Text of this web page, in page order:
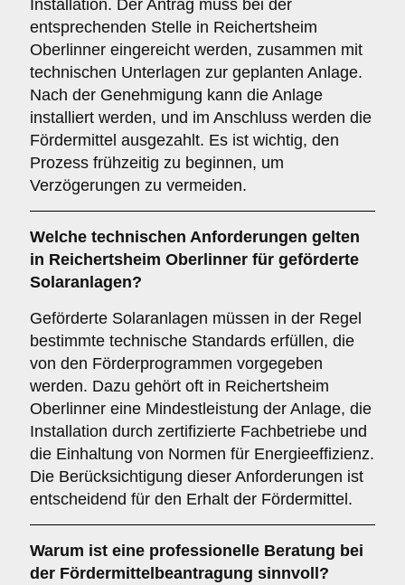
Installation. Der Antrag muss bei der
entsprechenden Stelle in Reichertsheim
Oberlinner eingereicht werden, zusammen mit
technischen Unterlagen zur geplanten Anlage.
Nach der Genehmigung kann die Anlage
installiert werden, und im Anschluss werden die
Fördermittel ausgezahlt. Es ist wichtig, den
Prozess frühzeitig zu beginnen, um
Verzögerungen zu vermeiden.
Welche technischen Anforderungen gelten
in Reichertsheim Oberlinner für geförderte
Solaranlagen?
Geförderte Solaranlagen müssen in der Regel
bestimmte technische Standards erfüllen, die
von den Förderprogrammen vorgegeben
werden. Dazu gehört oft in Reichertsheim
Oberlinner eine Mindestleistung der Anlage, die
Installation durch zertifizierte Fachbetriebe und
die Einhaltung von Normen für Energieeffizienz.
Die Berücksichtigung dieser Anforderungen ist
entscheidend für den Erhalt der Fördermittel.
Warum ist eine professionelle Beratung bei
der Fördermittelbeantragung sinnvoll?